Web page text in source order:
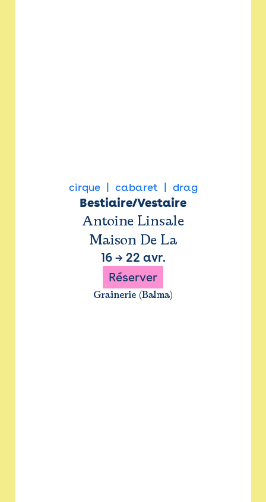
cirque cabaret drag
Bestiaire/Vestaire
Antoine Linsale
Maison De La
16→ 22 avr.
Réserver
Grainerie (Balma)